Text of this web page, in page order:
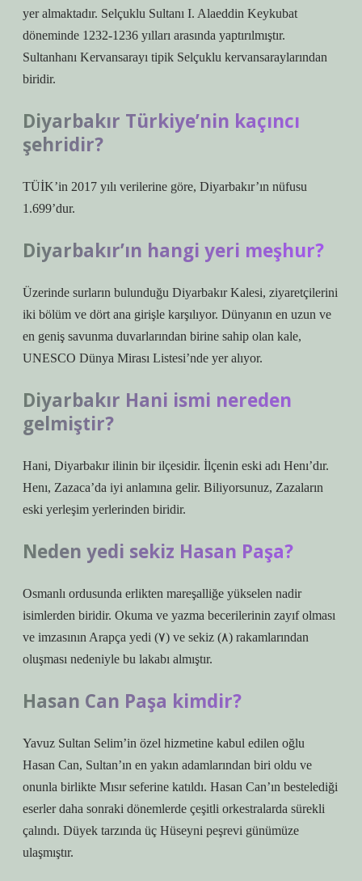
yer almaktadır. Selçuklu Sultanı I. Alaeddin Keykubat
döneminde 1232-1236 yılları arasında yaptırılmıştır.
Sultanhanı Kervansarayı tipik Selçuklu kervansaraylarından
biridir.
Diyarbakır Türkiye’nin kaçıncı
şehridir?
TÜİK’in 2017 yılı verilerine göre, Diyarbakır’ın nüfusu
1.699’dur.
Diyarbakır’ın hangi yeri meşhur?
Üzerinde surların bulunduğu Diyarbakır Kalesi, ziyaretçilerini
iki bölüm ve dört ana girişle karşılıyor. Dünyanın en uzun ve
en geniş savunma duvarlarından birine sahip olan kale,
UNESCO Dünya Mirası Listesi’nde yer alıyor.
Diyarbakır Hani ismi nereden
gelmiştir?
Hani, Diyarbakır ilinin bir ilçesidir. İlçenin eski adı Henı’dır.
Henı, Zazaca’da iyi anlamına gelir. Biliyorsunuz, Zazaların
eski yerleşim yerlerinden biridir.
Neden yedi sekiz Hasan Paşa?
Osmanlı ordusunda erlikten mareşalliğe yükselen nadir
isimlerden biridir. Okuma ve yazma becerilerinin zayıf olması
ve imzasının Arapça yedi (٧) ve sekiz (٨) rakamlarından
oluşması nedeniyle bu lakabı almıştır.
Hasan Can Paşa kimdir?
Yavuz Sultan Selim’in özel hizmetine kabul edilen oğlu
Hasan Can, Sultan’ın en yakın adamlarından biri oldu ve
onunla birlikte Mısır seferine katıldı. Hasan Can’ın bestelediği
eserler daha sonraki dönemlerde çeşitli orkestralarda sürekli
çalındı. Düyek tarzında üç Hüseyni peşrevi günümüze
ulaşmıştır.